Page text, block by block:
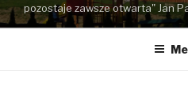
pozostaje zawsze otwarta" Jan